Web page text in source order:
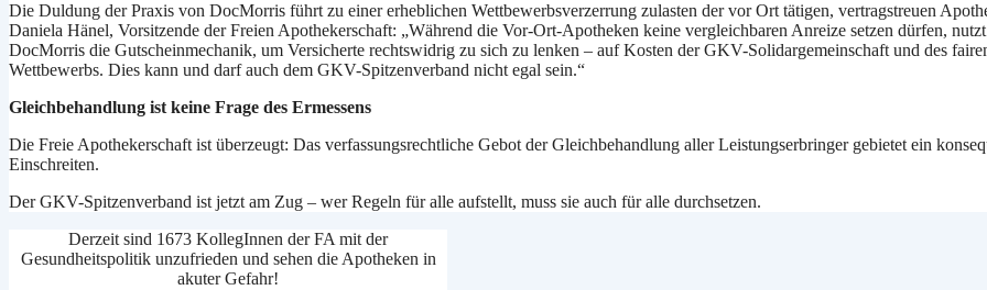
Die Duldung der Praxis von DocMorris führt zu einer erheblichen Wettbewerbsverzerrung zulasten der vor Ort tätigen, vertragstreuen
Daniela Hänel, Vorsitzende der Freien Apothekerschaft: „Während die Vor-Ort-Apotheken keine vergleichbaren Anreize setzen dürfen, nutzt
DocMorris die Gutscheinmechanik, um Versicherte rechtswidrig zu sich zu lenken – auf Kosten der GKV-Solidargemeinschaft und des
Wettbewerbs. Dies kann und darf auch dem GKV-Spitzenverband nicht egal sein.“
Gleichbehandlung ist keine Frage des Ermessens
Die Freie Apothekerschaft ist überzeugt: Das verfassungsrechtliche Gebot der Gleichbehandlung aller Leistungserbringer gebietet ein
Einschreiten.
Der GKV-Spitzenverband ist jetzt am Zug – wer Regeln für alle aufstellt, muss sie auch für alle durchsetzen.
Derzeit sind 1673 KollegInnen der FA mit der
Gesundheitspolitik unzufrieden und sehen die Apotheken in
akuter Gefahr!